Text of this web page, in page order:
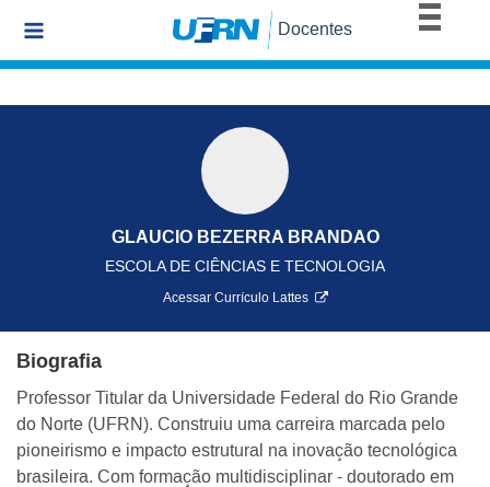
Acesso à informação
Docentes
GLAUCIO BEZERRA BRANDAO
ESCOLA DE CIÊNCIAS E TECNOLOGIA
Acessar Currículo Lattes
Biografia
Professor Titular da Universidade Federal do Rio Grande
do Norte (UFRN). Construiu uma carreira marcada pelo
pioneirismo e impacto estrutural na inovação tecnológica
brasileira. Com formação multidisciplinar - doutorado em